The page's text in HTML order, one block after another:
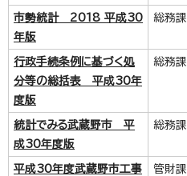
市勢統計 2018 平成30
年版
総務課
行政手続条例に基づく処
分等の総括表 平成30年
度版
総務課
統計でみる武蔵野市 平
成30年度版
総務課
平成30年度武蔵野市工事
管財課